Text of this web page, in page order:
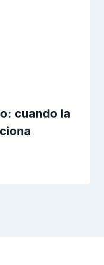
cuando la